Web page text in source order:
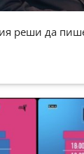
реши да